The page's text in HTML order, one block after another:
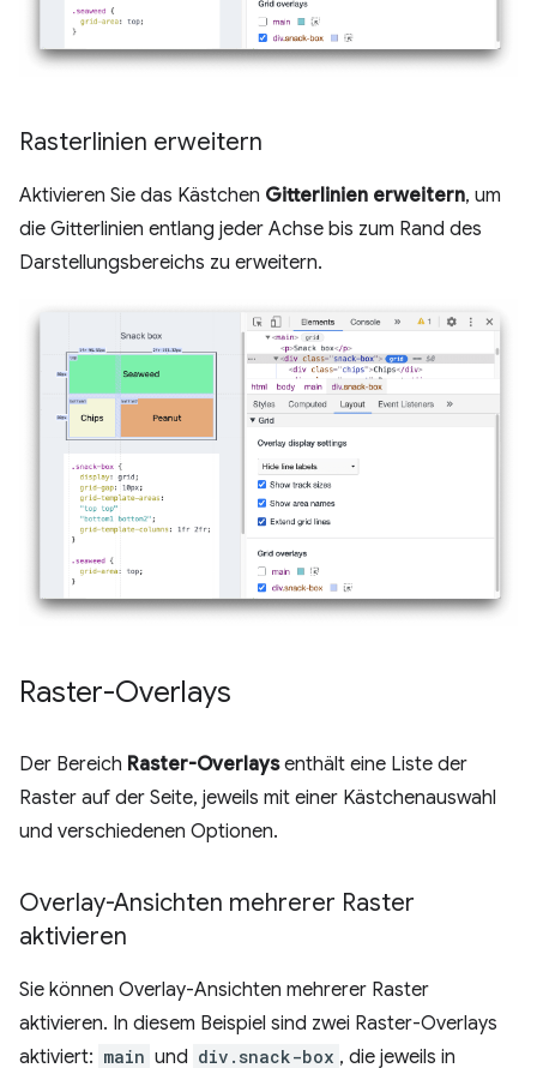
Rasterlinien erweitern
Aktivieren Sie das Kästchen Gitterlinien erweitern, um
die Gitterlinien entlang jeder Achse bis zum Rand des
Darstellungsbereichs zu erweitern.
Raster-Overlays
Der Bereich Raster-Overlaysenthält eine Liste der
Raster auf der Seite, jeweils mit einer Kästchenauswahl
und verschiedenen Optionen.
Overlay-Ansichten mehrerer Raster
aktivieren
Sie können Overlay-Ansichten mehrerer Raster
aktivieren. In diesem Beispiel sind zwei Raster-Overlays
aktiviert: main und div.snack-box , die jeweils in